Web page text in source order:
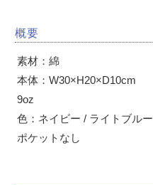
概要
素材：綿
本体：W30×H20×D10cm
9oz
色：ネイビー / ライトブルー
ポケットなし